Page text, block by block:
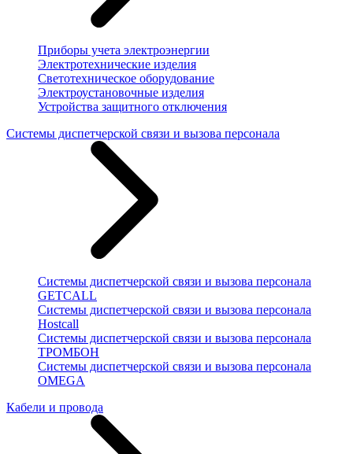
Приборы учета электроэнергии
Электротехнические изделия
Светотехническое оборудование
Электроустановочные изделия
Устройства защитного отключения
Системы диспетчерской связи и вызова персонала
Системы диспетчерской связи и вызова персонала
GETCALL
Системы диспетчерской связи и вызова персонала
Hostcall
Системы диспетчерской связи и вызова персонала
ТРОМБОН
Системы диспетчерской связи и вызова персонала
OMEGA
Кабели и провода